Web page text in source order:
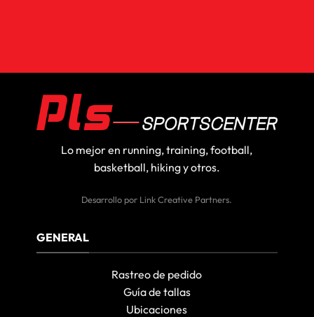
Lo mejor en running, training, football,
basketball, hiking y otros.
Desarrollo por Link Creative Partners.
GENERAL
Rastreo de pedido
Guía de tallas
Ubicaciones